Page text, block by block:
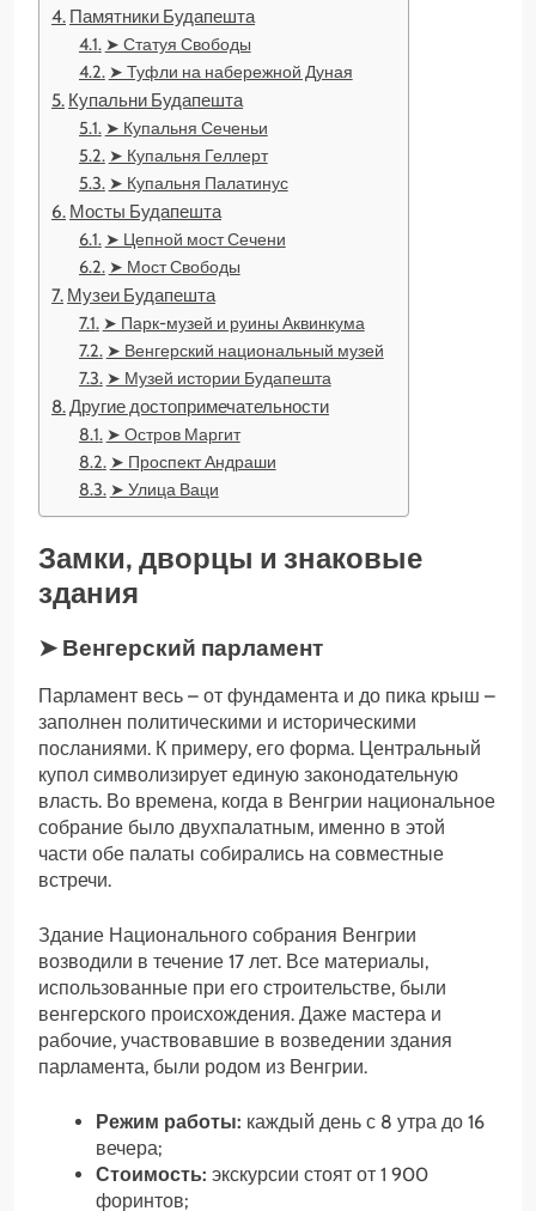
Памятники Будапешта
➤ Статуя Свободы
➤ Туфли на набережной Дуная
Купальни Будапешта
➤ Купальня Сеченьи
➤ Купальня Геллерт
➤ Купальня Палатинус
Мосты Будапешта
➤ Цепной мост Сечени
➤ Мост Свободы
Музеи Будапешта
➤ Парк-музей и руины Аквинкума
➤ Венгерский национальный музей
➤ Музей истории Будапешта
Другие достопримечательности
➤ Остров Маргит
➤ Проспект Андраши
➤ Улица Ваци
Замки, дворцы и знаковые
здания
➤ Венгерский парламент
Парламент весь – от фундамента и до пика крыш –
заполнен политическими и историческими
посланиями. К примеру, его форма. Центральный
купол символизирует единую законодательную
власть. Во времена, когда в Венгрии национальное
собрание было двухпалатным, именно в этой
части обе палаты собирались на совместные
встречи.
Здание Национального собрания Венгрии
возводили в течение 17 лет. Все материалы,
использованные при его строительстве, были
венгерского происхождения. Даже мастера и
рабочие, участвовавшие в возведении здания
парламента, были родом из Венгрии.
Режим работы: каждый день с 8 утра до 16
вечера;
Стоимость: экскурсии стоят от 1 900
форинтов;